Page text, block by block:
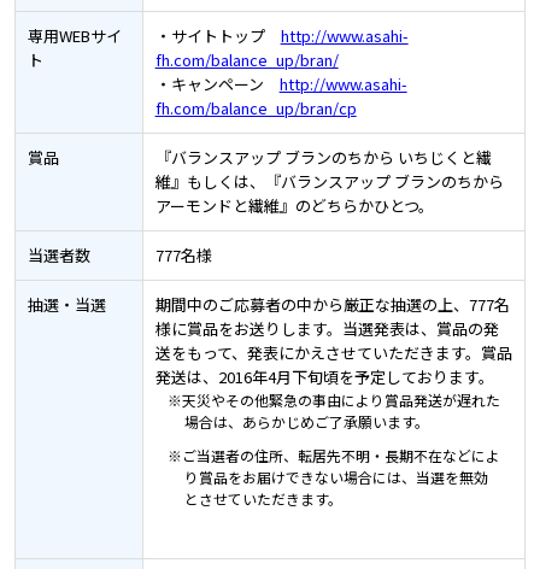
専用WEBサイ
ト
・サイトトップ http://www.asahi-
fh.com/balance_up/bran/
・キャンペーン http://www.asahi-
fh.com/balance_up/bran/cp
賞品
『バランスアップ ブランのちから いちじくと繊
維』もしくは、『バランスアップ ブランのちから
アーモンドと繊維』のどちらかひとつ。
当選者数 777名様
抽選・当選
期間中のご応募者の中から厳正な抽選の上、777名
様に賞品をお送りします。当選発表は、賞品の発
送をもって、発表にかえさせていただきます。賞品
発送は、2016年4月下旬頃を予定しております。
※天災やその他緊急の事由により賞品発送が遅れた
場合は、あらかじめご了承願います。
※ご当選者の住所、転居先不明・長期不在などによ
り賞品をお届けできない場合には、当選を無効
とさせていただきます。